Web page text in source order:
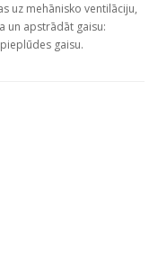
uz mehānisko ventilāciju,
un apstrādāt gaisu:
gaisu.